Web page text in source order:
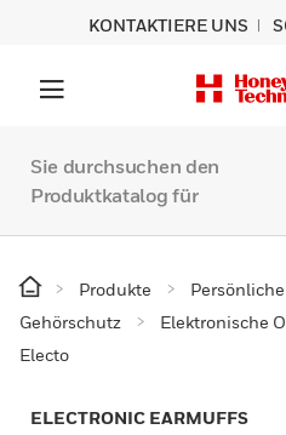
KONTAKTIERE UNS
Sie durchsuchen den
Produktkatalog für
Produkte
Gehörschutz
Elektronische
Electo
ELECTRONIC EARMUFFS